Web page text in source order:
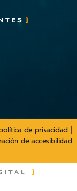
de privacidad
de accesibilidad